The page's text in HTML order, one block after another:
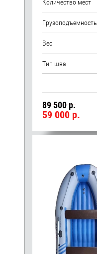
Количество мест
Грузоподъемность
Вес
Тип шва
89 500 р.
59 000р.